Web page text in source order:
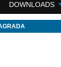
DOWNLOADS